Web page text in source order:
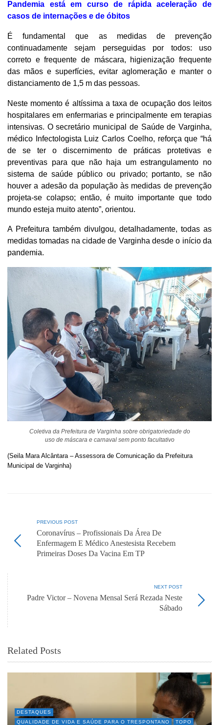
Pandemia está em curso de rápida aceleração de
casos de internações e de óbitos
É fundamental que as medidas de prevenção
continuadamente sejam perseguidas por todos: uso
correto e frequente de máscara, higienização frequente
das mãos e superfícies, evitar aglomeração e manter o
distanciamento de 1,5 m das pessoas.
Neste momento é altíssima a taxa de ocupação dos leitos
hospitalares em enfermarias e principalmente em terapias
intensivas. O secretário municipal de Saúde de Varginha,
médico Infectologista Luiz Carlos Coelho, reforça que “há
de se ter o discernimento de práticas protetivas e
preventivas para que não haja um estrangulamento no
sistema de saúde público ou privado; portanto, se não
houver a adesão da população às medidas de prevenção
projeta-se colapso; então, é muito importante que todo
mundo esteja muito atento”, orientou.
A Prefeitura também divulgou, detalhadamente, todas as
medidas tomadas na cidade de Varginha desde o início da
pandemia.
Coletiva da Prefeitura de Varginha sobre obrigatoriedade do
uso de máscara e carnaval sem ponto facultativo
(Seila Mara Alcântara – Assessora de Comunicação da Prefeitura
Municipal de Varginha)
PREVIOUS POST
Coronavírus – Profissionais Da Área De
Enfermagem E Médico Anestesista Recebem
Primeiras Doses Da Vacina Em TP
NEXT POST
Padre Victor – Novena Mensal Será Rezada Neste
Sábado
Related Posts
DESTAQUES
QUALIDADE DE VIDA E SAÚDE PARA O TRESPONTANO
TOPO